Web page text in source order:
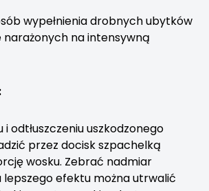
wypełnienia drobnych ubytków
narażonych na intensywną
i odtłuszczeniu uszkodzonego
przez docisk szpachelką
wosku. Zebrać nadmiar
lepszego efektu można utrwalić